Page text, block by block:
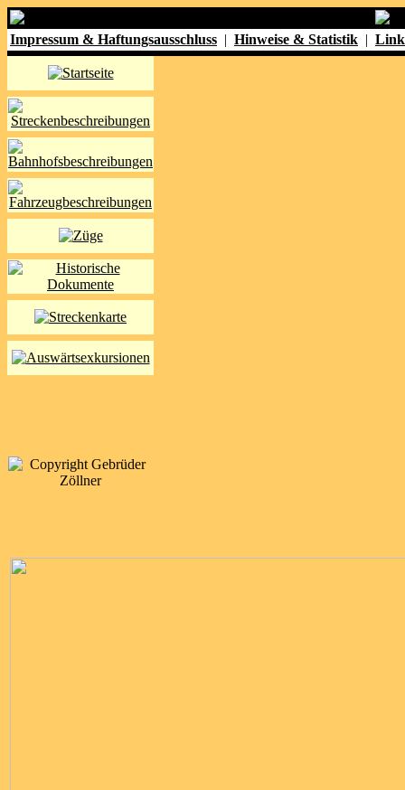
Impressum & Haftungsausschluss | Hinweise & Statistik |